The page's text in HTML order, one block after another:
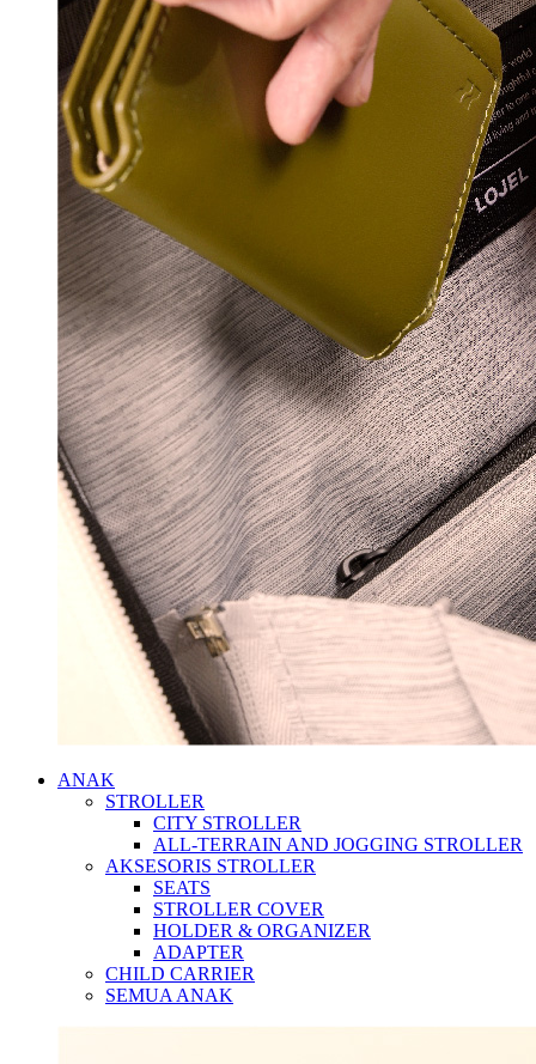
ANAK
STROLLER
CITY STROLLER
ALL-TERRAIN AND JOGGING STROLLER
AKSESORIS STROLLER
SEATS
STROLLER COVER
HOLDER & ORGANIZER
ADAPTER
CHILD CARRIER
SEMUA ANAK